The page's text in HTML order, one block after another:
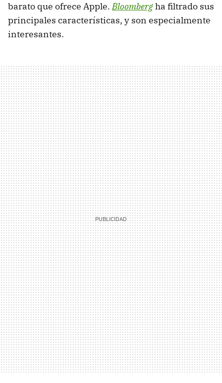
barato que ofrece Apple.Bloombergha filtrado sus
principales características, y son especialmente
interesantes.